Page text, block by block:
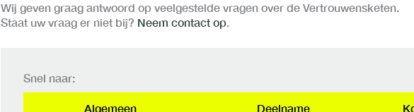
Wij geven graag antwoord op veelgestelde vragen over de Vertrouwensketen.
Staat uw vraag er niet bij? Neem contact op.
Snel naar:
Algemeen Deelname